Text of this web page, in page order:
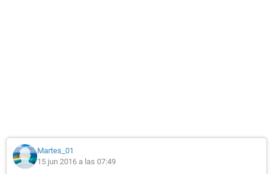
Martes_01
15 jun 2016 a las 07:49